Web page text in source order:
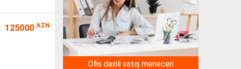
ofis daxili satış meneceri
125000 AZN